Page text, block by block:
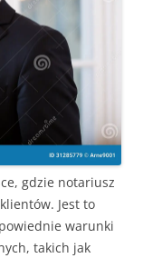
gdzie notariusz
Jest to
warunki
takich jak